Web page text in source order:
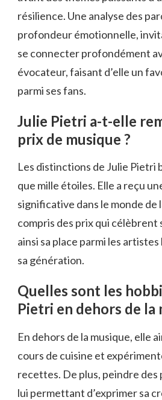
résilience. Une analyse des
profondeur émotionnelle,
se connecter profondément
évocateur, faisant d’elle un
parmi ses fans.
Julie Pietri a-t-elle
prix de musique ?
Les distinctions de Julie Pietri
que mille étoiles. Elle a reçu
significative dans le monde de
compris des prix qui célèbrent
ainsi sa place parmi les
sa génération.
Quelles sont les
Pietri en dehors de la
En dehors de la musique, elle
cours de cuisine et
recettes. De plus, peindre des
lui permettant d’exprimer sa